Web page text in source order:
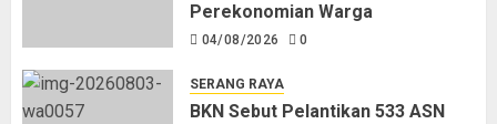
Perekonomian Warga
04/08/2026 0
SERANG RAYA
BKN Sebut Pelantikan 533 ASN